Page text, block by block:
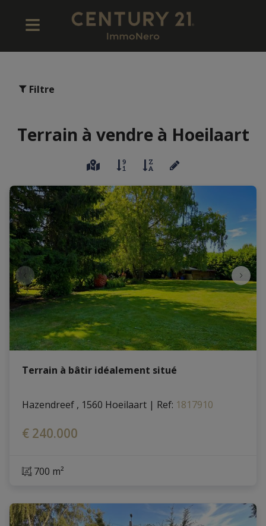
Filtre
Terrain à vendre à Hoeilaart
Terrain à bâtir idéalement situé
Hazendreef , 1560 Hoeilaart | Ref: 1817910
€ 240.000
700 m²